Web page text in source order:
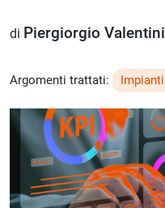
di Piergiorgio Valentini
Argomenti trattati: Impianti